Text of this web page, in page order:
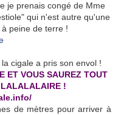
je prenais congé de Mme
qui n'est autre qu'une
peine de terre !
cigale a pris son envol !
ET VOUS SAUREZ TOUT
!
de mètres pour arriver à